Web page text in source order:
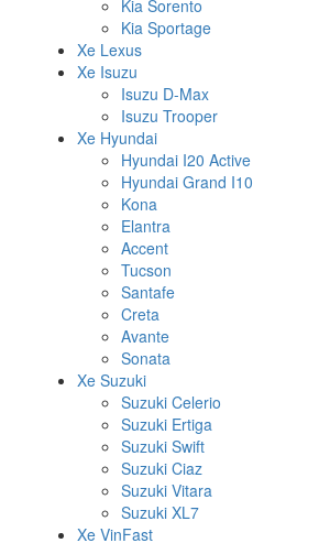
Kia Sorento
Kia Sportage
Xe Lexus
Xe Isuzu
Isuzu D-Max
Isuzu Trooper
Xe Hyundai
Hyundai I20 Active
Hyundai Grand I10
Kona
Elantra
Accent
Tucson
Santafe
Creta
Avante
Sonata
Xe Suzuki
Suzuki Celerio
Suzuki Ertiga
Suzuki Swift
Suzuki Ciaz
Suzuki Vitara
Suzuki XL7
Xe VinFast